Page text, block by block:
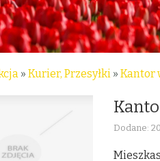
» Kurier, Przesyłki » Kantor
Dodane: